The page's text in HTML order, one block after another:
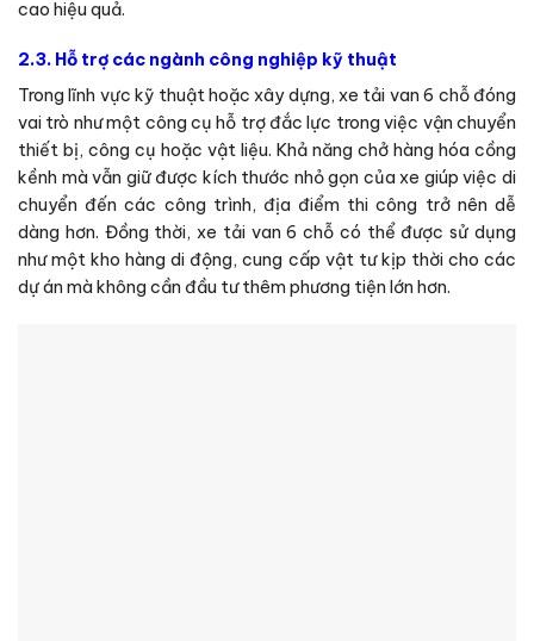
cao hiệu quả.
2.3. Hỗ trợ các ngành công nghiệp kỹ thuật
Trong lĩnh vực kỹ thuật hoặc xây dựng,xe tải van 6 chỗđóng
vai trò như một công cụ hỗ trợ đắc lực trong việc vận chuyển
thiết bị, công cụ hoặc vật liệu. Khả năng chở hàng hóa cồng
kềnh mà vẫn giữ được kích thước nhỏ gọn của xe giúp việc di
chuyển đến các công trình, địa điểm thi công trở nên dễ
dàng hơn. Đồng thời, xe tải van 6 chỗ có thể được sử dụng
như một kho hàng di động, cung cấp vật tư kịp thời cho các
dự án mà không cần đầu tư thêm phương tiện lớn hơn.